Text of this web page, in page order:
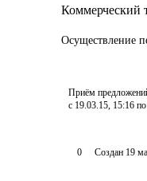
Коммерческий
Осуществление
Приём
с 19.03.15, 15:16
0 Создан 19